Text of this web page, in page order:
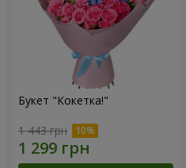
Букет "Кокетка!"
1 443 грн